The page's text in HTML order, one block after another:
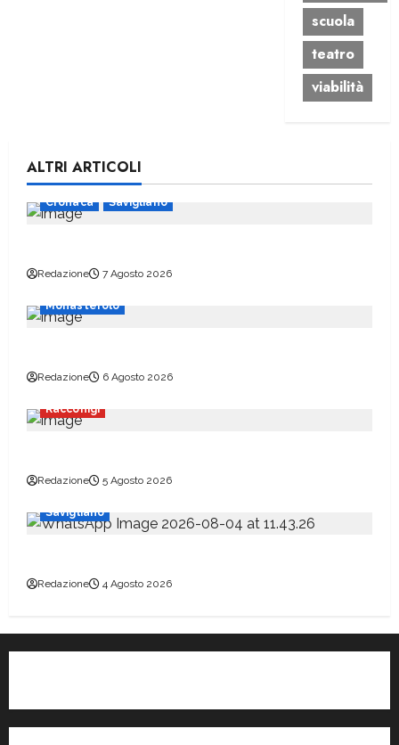
scuola
teatro
viabilità
ALTRI ARTICOLI
Cronaca Savigliano
Redazione 7 Agosto 2026
Monasterolo
Redazione 6 Agosto 2026
Racconigi
Redazione 5 Agosto 2026
Savigliano
Redazione 4 Agosto 2026